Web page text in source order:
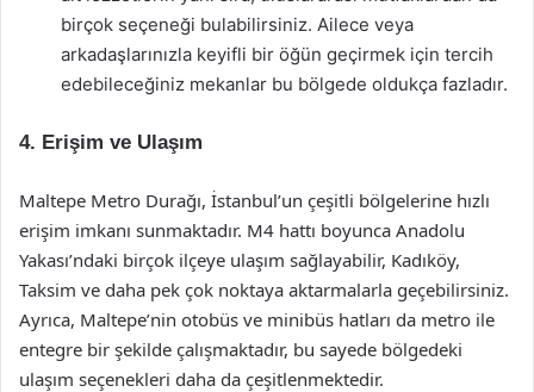
birçok seçeneği bulabilirsiniz. Ailece veya
arkadaşlarınızla keyifli bir öğün geçirmek için tercih
edebileceğiniz mekanlar bu bölgede oldukça fazladır.
4. Erişim ve Ulaşım
Maltepe Metro Durağı, İstanbul’un çeşitli bölgelerine hızlı
erişim imkanı sunmaktadır. M4 hattı boyunca Anadolu
Yakası’ndaki birçok ilçeye ulaşım sağlayabilir, Kadıköy,
Taksim ve daha pek çok noktaya aktarmalarla geçebilirsiniz.
Ayrıca, Maltepe’nin otobüs ve minibüs hatları da metro ile
entegre bir şekilde çalışmaktadır, bu sayede bölgedeki
ulaşım seçenekleri daha da çeşitlenmektedir.